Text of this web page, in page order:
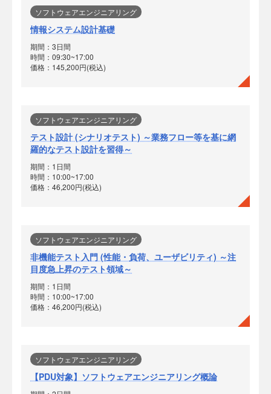
ソフトウェアエンジニアリング
情報システム設計基礎
期間：3日間
時間：09:30~17:00
価格：145,200円(税込)
ソフトウェアエンジニアリング
テスト設計 (シナリオテスト) ～業務フロー等を基に網
羅的なテスト設計を習得～
期間：1日間
時間：10:00~17:00
価格：46,200円(税込)
ソフトウェアエンジニアリング
非機能テスト入門 (性能・負荷、ユーザビリティ) ～注
目度急上昇のテスト領域～
期間：1日間
時間：10:00~17:00
価格：46,200円(税込)
ソフトウェアエンジニアリング
【PDU対象】ソフトウェアエンジニアリング概論